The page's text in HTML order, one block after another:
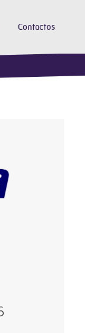
Contactos